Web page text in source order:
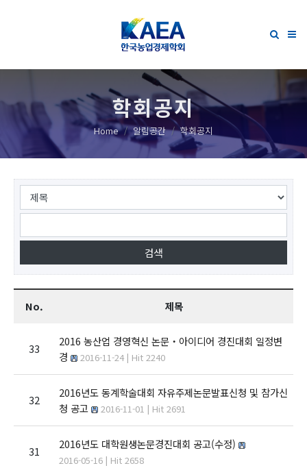
학회공지
Home 알림공간 학회공지
No. 제목
33
2016 농산업 경영혁신 논문‧아이디어 경진대회 일정변
경
2016-11-24 | Hit 2240
32
2016년도 동계학술대회 자유주제논문발표신청 및 참가신
청 공고
2016-11-01 | Hit 2691
31
2016년도 대학원생논문경진대회 공고(수정)
2016-05-16 | Hit 2658